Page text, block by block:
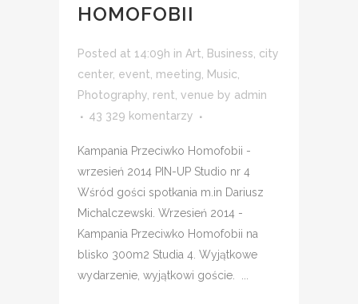
HOMOFOBII
Posted at 14:09h in Art Business city
center, event meeting Music
Photography rent venue by admin
43 329 komentarzy
Kampania Przeciwko Homofobii -
wrzesień 2014 PIN-UP Studio nr 4
Wśród gości spotkania m.in Dariusz
Michalczewski. Wrzesień 2014 -
Kampania Przeciwko Homofobii na
blisko 300m2 Studia 4. Wyjątkowe
wydarzenie, wyjątkowi goście. ...